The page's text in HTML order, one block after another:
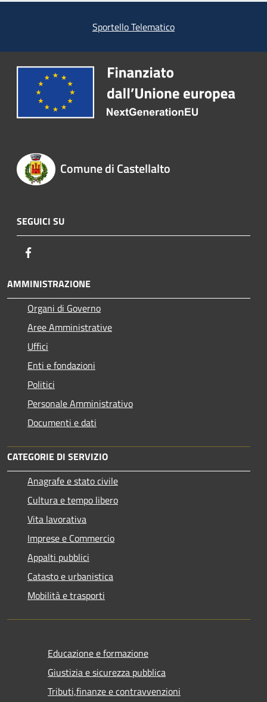
Sportello Telematico
Comune di Castellalto
SEGUICI SU
AMMINISTRAZIONE
Organi di Governo
Aree Amministrative
Uffici
Enti e fondazioni
Politici
Personale Amministrativo
Documenti e dati
CATEGORIE DI SERVIZIO
Anagrafe e stato civile
Cultura e tempo libero
Vita lavorativa
Imprese e Commercio
Appalti pubblici
Catasto e urbanistica
Mobilità e trasporti
Educazione e formazione
Giustizia e sicurezza pubblica
Tributi,finanze e contravvenzioni